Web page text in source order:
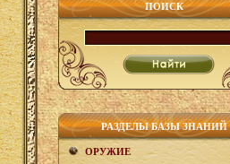
ПОИСК
РАЗДЕЛЫ БАЗЫ ЗНАНИЙ
ОРУЖИЕ